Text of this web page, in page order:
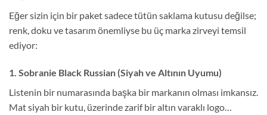
Eğer sizin için bir paket sadece tütün saklama kutusu değilse;
renk, doku ve tasarım önemliyse bu üç marka zirveyi temsil
ediyor:
1. Sobranie Black Russian (Siyah ve Altının Uyumu)
Listenin bir numarasında başka bir markanın olması imkansız.
Mat siyah bir kutu, üzerinde zarif bir altın varaklı logo…